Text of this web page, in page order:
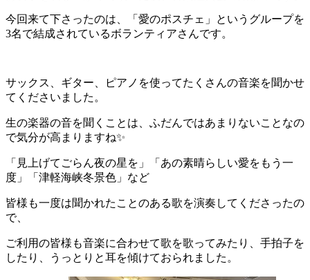
今回来て下さったのは、「愛のポスチェ」というグループを
3名で結成されているボランティアさんです。
サックス、ギター、ピアノを使ってたくさんの音楽を聞かせ
てくださいました。
生の楽器の音を聞くことは、ふだんではあまりないことなの
で気分が高まりますね✨
「見上げてごらん夜の星を」「あの素晴らしい愛をもう一
度」「津軽海峡冬景色」など
皆様も一度は聞かれたことのある歌を演奏してくださったの
で、
ご利用の皆様も音楽に合わせて歌を歌ってみたり、手拍子を
したり、うっとりと耳を傾けておられました。